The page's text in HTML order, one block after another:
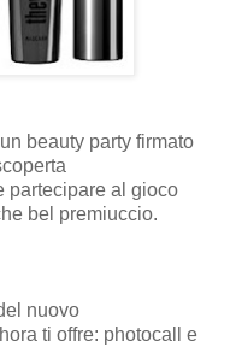
beauty party firmato
partecipare al gioco
bel premiuccio.
nuovo
ti offre: photocall e